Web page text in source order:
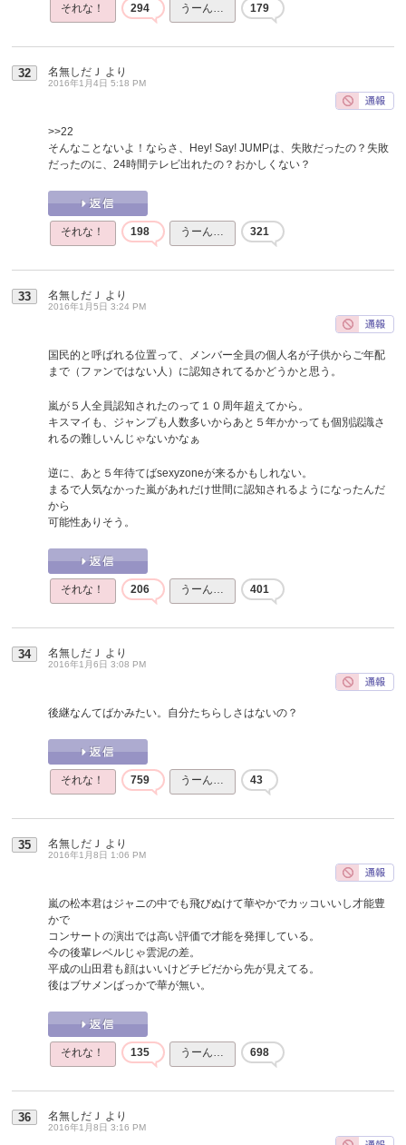
それな！ 294 うーん… 179
32 名無しだＪ より
2016年1月4日 5:18 PM
>>22
そんなことないよ！ならさ、Hey! Say! JUMPは、失敗だったの？失敗
だったのに、24時間テレビ出れたの？おかしくない？
それな！ 198 うーん… 321
33 名無しだＪ より
2016年1月5日 3:24 PM
国民的と呼ばれる位置って、メンバー全員の個人名が子供からご年配
まで（ファンではない人）に認知されてるかどうかと思う。
嵐が５人全員認知されたのって１０周年超えてから。
キスマイも、ジャンプも人数多いからあと５年かかっても個別認識さ
れるの難しいんじゃないかなぁ
逆に、あと５年待てばsexyzoneが来るかもしれない。
まるで人気なかった嵐があれだけ世間に認知されるようになったんだ
から
可能性ありそう。
それな！ 206 うーん… 401
34 名無しだＪ より
2016年1月6日 3:08 PM
後継なんてばかみたい。自分たちらしさはないの？
それな！ 759 うーん… 43
35 名無しだＪ より
2016年1月8日 1:06 PM
嵐の松本君はジャニの中でも飛びぬけて華やかでカッコいいし才能豊
かで
コンサートの演出では高い評価で才能を発揮している。
今の後輩レベルじゃ雲泥の差。
平成の山田君も顔はいいけどチビだから先が見えてる。
後はブサメンばっかで華が無い。
それな！ 135 うーん… 698
36 名無しだＪ より
2016年1月8日 3:16 PM